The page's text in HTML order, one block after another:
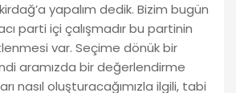
yapalım dedik. Bizim bugün
parti içi çalışmadır bu partinin
var. Seçime dönük bir
aramızda bir değerlendirme
nasıl oluşturacağımızla ilgili, tabi